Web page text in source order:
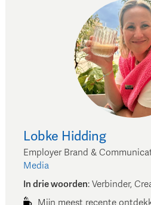
Lobke Hidding
Employer Brand &
Media
In drie woorden: Verbinder,
Mijn meest recente